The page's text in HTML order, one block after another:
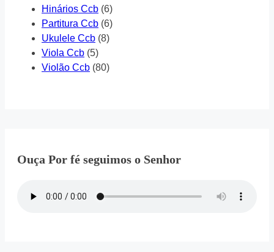
Hinários Ccb (6)
Partitura Ccb (6)
Ukulele Ccb (8)
Viola Ccb (5)
Violão Ccb (80)
Ouça Por fé seguimos o Senhor